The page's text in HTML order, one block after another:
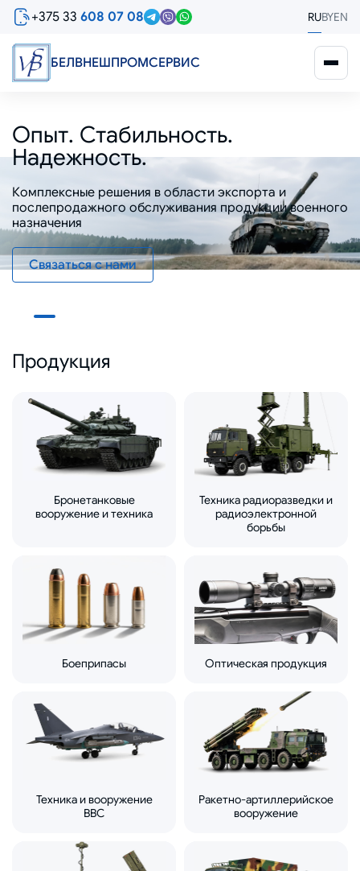
Перейти
содержанию
+375 33 608 07 08 RUBYEN
БЕЛВНЕШПРОМСЕРВИС
Комплексные решения в области экспорта и
послепродажного обслуживания продукции военного
назначения
Опыт. Стабильность.
Надежность.
Комплексные решения в области экспорта и
послепродажного обслуживания продукции военного
назначения
Связаться с нами
Продукция
Бронетанковые
вооружение и техника
Техника радиоразведки и
радиоэлектронной
борьбы
Боеприпасы Оптическая продукция
Техника и вооружение
ВВС
Ракетно-артиллерийское
вооружение